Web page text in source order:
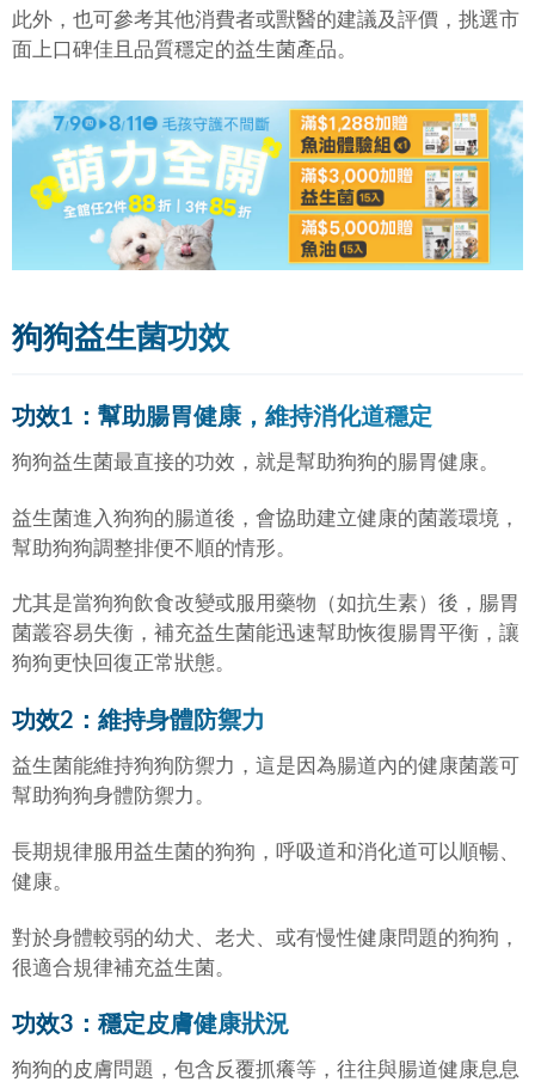
此外，也可參考其他消費者或獸醫的建議及評價，挑選市
面上口碑佳且品質穩定的益生菌產品。
狗狗益生菌功效
功效1：幫助腸胃健康，維持消化道穩定
狗狗益生菌最直接的功效，就是幫助狗狗的腸胃健康。
益生菌進入狗狗的腸道後，會協助建立健康的菌叢環境，
幫助狗狗調整排便不順的情形。
尤其是當狗狗飲食改變或服用藥物（如抗生素）後，腸胃
菌叢容易失衡，補充益生菌能迅速幫助恢復腸胃平衡，讓
狗狗更快回復正常狀態。
功效2：維持身體防禦力
益生菌能維持狗狗防禦力，這是因為腸道內的健康菌叢可
幫助狗狗身體防禦力。
長期規律服用益生菌的狗狗， 呼吸道和消化道可以順暢、
健康。
對於身體較弱的幼犬、老犬、或有慢性健康問題的狗狗，
很適合規律補充益生菌。
功效3：穩定皮膚健康狀況
狗狗的皮膚問題，包含反覆抓癢等，往往與腸道健康息息